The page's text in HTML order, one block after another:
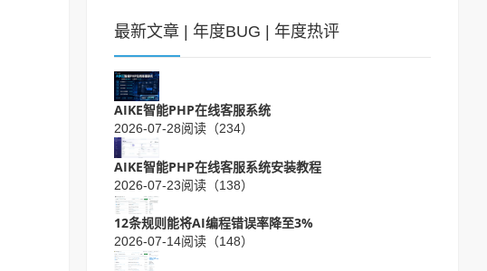
最新文章 年度BUG 年度热评
AIKE智能PHP在线客服系统
2026-07-28阅读（234）
AIKE智能PHP在线客服系统安装教程
2026-07-23阅读（138）
12条规则能将AI编程错误率降至3%
2026-07-14阅读（148）